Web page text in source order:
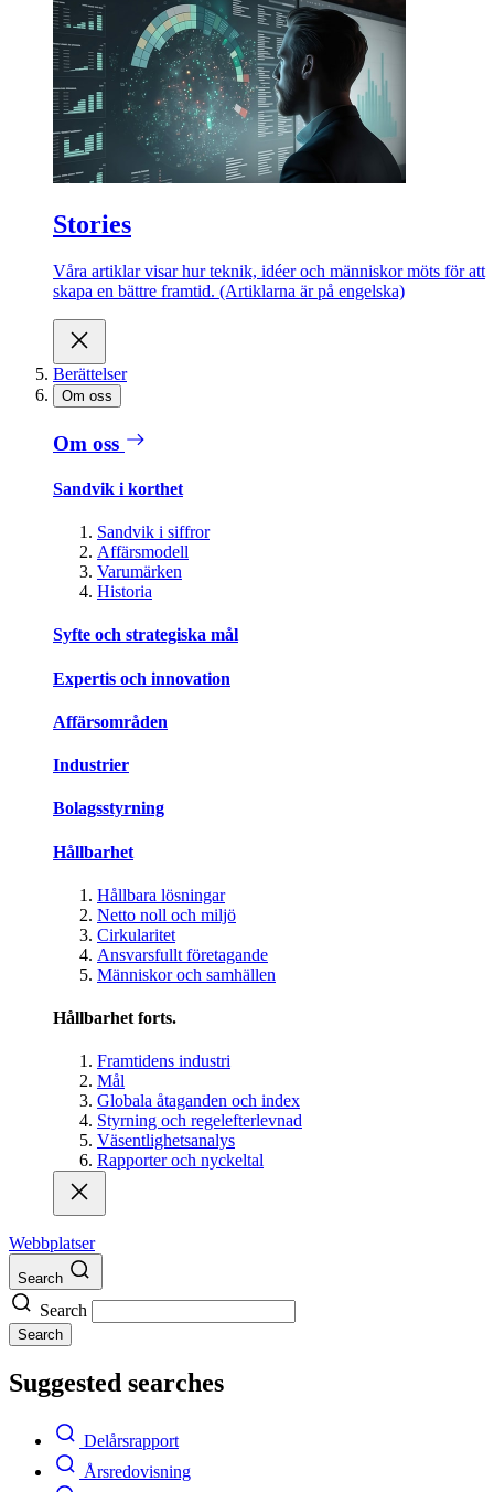
Stories
Våra artiklar visar hur teknik, idéer och människor möts för att
skapa en bättre framtid. (Artiklarna är på engelska)
Berättelser
Om oss
Om oss
Sandvik i korthet
Sandvik i siffror
Affärsmodell
Varumärken
Historia
Syfte och strategiska mål
Expertis och innovation
Affärsområden
Industrier
Bolagsstyrning
Hållbarhet
Hållbara lösningar
Netto noll och miljö
Cirkularitet
Ansvarsfullt företagande
Människor och samhällen
Hållbarhet forts.
Framtidens industri
Mål
Globala åtaganden och index
Styrning och regelefterlevnad
Väsentlighetsanalys
Rapporter och nyckeltal
Webbplatser
Search
Search
Search
Suggested searches
Delårsrapport
Årsredovisning